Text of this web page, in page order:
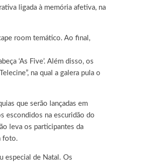
ligada à memória afetiva, na
room temático. Ao final,
‘As Five’. Além disso, os
na qual a galera pula o
que serão lançadas em
escondidos na escuridão do
leva os participantes da
foto.
especial de Natal. Os